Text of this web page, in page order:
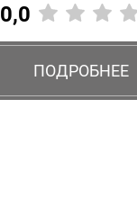
0,0
ПОДРОБНЕЕ